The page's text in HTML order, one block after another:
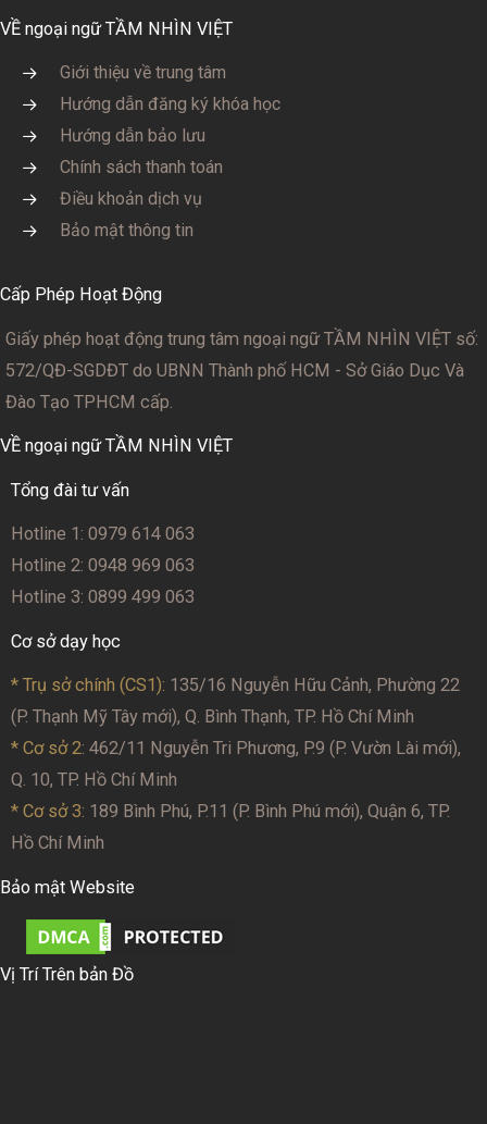
VỀ ngoại ngữ TẦM NHÌN VIỆT
Giới thiệu về trung tâm
Hướng dẫn đăng ký khóa học
Hướng dẫn bảo lưu
Chính sách thanh toán
Điều khoản dịch vụ
Bảo mật thông tin
Cấp Phép Hoạt Động
Giấy phép hoạt động trung tâm ngoại ngữ TẦM NHÌN VIỆT số:
572/QĐ-SGDĐT do UBNN Thành phố HCM - Sở Giáo Dục Và
Đào Tạo TPHCM cấp.
VỀ ngoại ngữ TẦM NHÌN VIỆT
Tổng đài tư vấn
Hotline 1: 0979 614 063
Hotline 2: 0948 969 063
Hotline 3: 0899 499 063
Cơ sở dạy học
* Trụ sở chính (CS1): 135/16 Nguyễn Hữu Cảnh, Phường 22
(P. Thạnh Mỹ Tây mới), Q. Bình Thạnh, TP. Hồ Chí Minh
* Cơ sở 2: 462/11 Nguyễn Tri Phương, P.9 (P. Vườn Lài mới),
Q. 10, TP. Hồ Chí Minh
* Cơ sở 3: 189 Bình Phú, P.11 (P. Bình Phú mới), Quận 6, TP.
Hồ Chí Minh
Bảo mật Website
Vị Trí Trên bản Đồ